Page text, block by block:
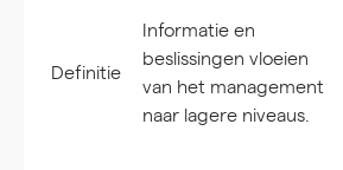
Definitie
Informatie en
beslissingen vloeien
van het management
naar lagere niveaus.